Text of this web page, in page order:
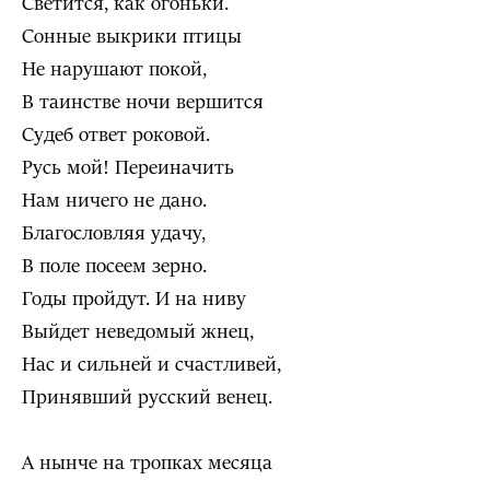
Сонные выкрики птицы
Не нарушают покой,
В таинстве ночи вершится
Судеб ответ роковой.
Русь мой! Переиначить
Нам ничего не дано.
Благословляя удачу,
В поле посеем зерно.
Годы пройдут. И на ниву
Выйдет неведомый жнец,
Нас и сильней и счастливей,
Принявший русский венец.
А нынче на тропках месяца